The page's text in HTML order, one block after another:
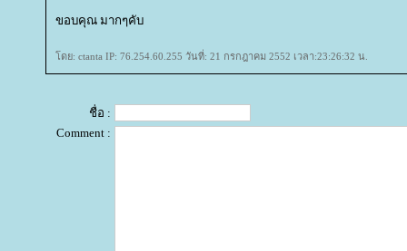
ขอบคุณ มากๆคับ
ดย: ctanta IP: 76.254.60.255 วันที่: 21 กรกฎาคม 2552 เวลา:23:26:32 น.
ชื่อ :
Comment :